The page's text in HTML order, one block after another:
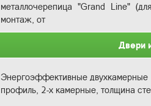
металлочерепица "Grand Line"
монтаж, от
Двери
Энергоэффективные
профиль, 2-х камерные, толщина